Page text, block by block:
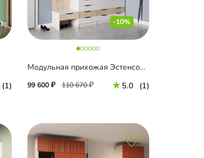
(1)
-10%
Модульная прихожая Эстенсон-2
99 600 110 670 5.0 (1)